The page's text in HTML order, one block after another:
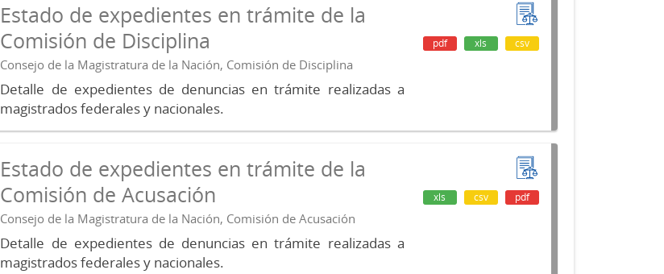
Estado de expedientes en trámite de la
Comisión de Disciplina
Consejo de la Magistratura de la Nación, Comisión de Disciplina
Detalle de expedientes de denuncias en trámite realizadas a
magistrados federales y nacionales.
pdf xls csv
Estado de expedientes en trámite de la
Comisión de Acusación
Consejo de la Magistratura de la Nación, Comisión de Acusación
Detalle de expedientes de denuncias en trámite realizadas a
magistrados federales y nacionales.
xls csv pdf